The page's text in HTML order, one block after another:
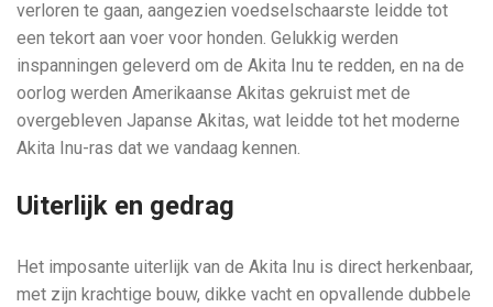
verloren te gaan, aangezien voedselschaarste leidde tot
een tekort aan voer voor honden. Gelukkig werden
inspanningen geleverd om de Akita Inu te redden, en na de
oorlog werden Amerikaanse Akitas gekruist met de
overgebleven Japanse Akitas, wat leidde tot het moderne
Akita Inu-ras dat we vandaag kennen.
Uiterlijk en gedrag
Het imposante uiterlijk van de Akita Inu is direct herkenbaar,
met zijn krachtige bouw, dikke vacht en opvallende dubbele